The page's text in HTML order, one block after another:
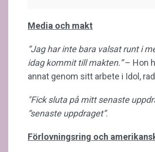
Media och makt
“Jag har inte bara valsat runt i
idag kommit till makten.”– Hon
annat genom sitt arbete i Idol,
"Fick sluta på mitt senaste
“senaste uppdraget”.
Förlovningsring och